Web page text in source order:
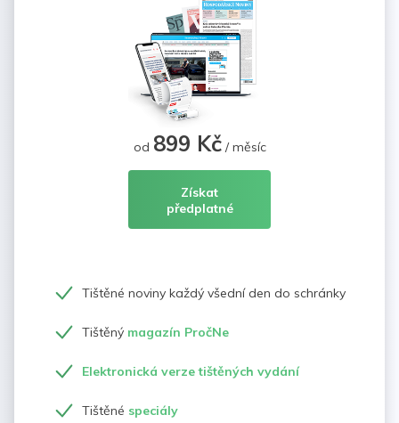
od 899 Kč/ měsíc
Získat
předplatné
Tištěné noviny každý všední den do schránky
Tištěný magazín PročNe
Elektronická verze tištěných vydání
Tištěné speciály